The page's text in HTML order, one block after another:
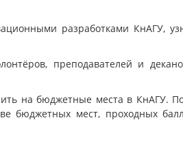
разработками КнАГУ,
преподавателей и
на бюджетные места в
бюджетных мест, проходных